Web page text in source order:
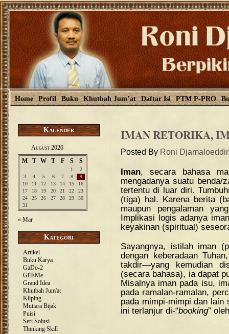
Home Profil Buku Khutbah Jum’at Daftar Isi PTM P-PRO
Kalender
August 2026
M
T W T F S S
1
2
3
4 5 6 7 8
9
10
11 12 13 14 15
16
17
18 19 20 21 22
23
24
25 26 27 28 29
30
31
« Mar
Kategori
Artikel
Buku Karya
GaDo-2
GiTsMe
Grand Idea
Khutbah Jum'at
Kliping
Mutiara Bijak
Puisi
Seri Solusi
Thinking Skill
IMAN RETORIKA,
Posted By Roni
Iman, secara bahasa
mengadanya suatu benda/
tertentu di luar diri.
(tiga) hal. Karena berita
maupun pengalaman
Implikasi logis adanya
keyakinan (spiritual)
Sayangnya, istilah iman
dengan keberadaan
takdir—yang kemudian
(secara bahasa), ia dapat
Misalnya iman pada isu,
pada ramalan-ramalan,
pada mimpi-mimpi dan lain
ini terlanjur di-“booking”